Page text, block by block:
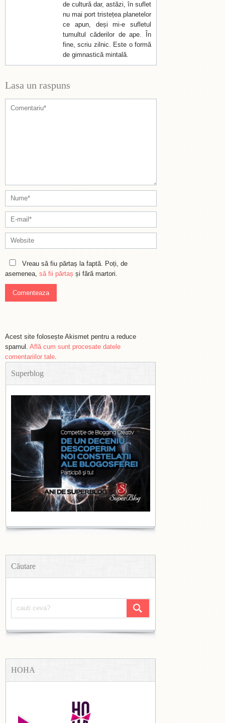
de cultură dar, astăzi, în suflet
nu mai port tristețea planetelor
ce apun, deși mi-e sufletul
tumultul căderilor de ape. În
fine, scriu zilnic. Este o formă
de gimnastică mintală.
Lasa un raspuns
Vreau să fiu părtaș la faptă. Poți, de
asemenea, să fii părtaș și fără martori.
Acest site folosește Akismet pentru a reduce
spamul. Află cum sunt procesate datele
comentariilor tale.
Superblog
Căutare
HOHA